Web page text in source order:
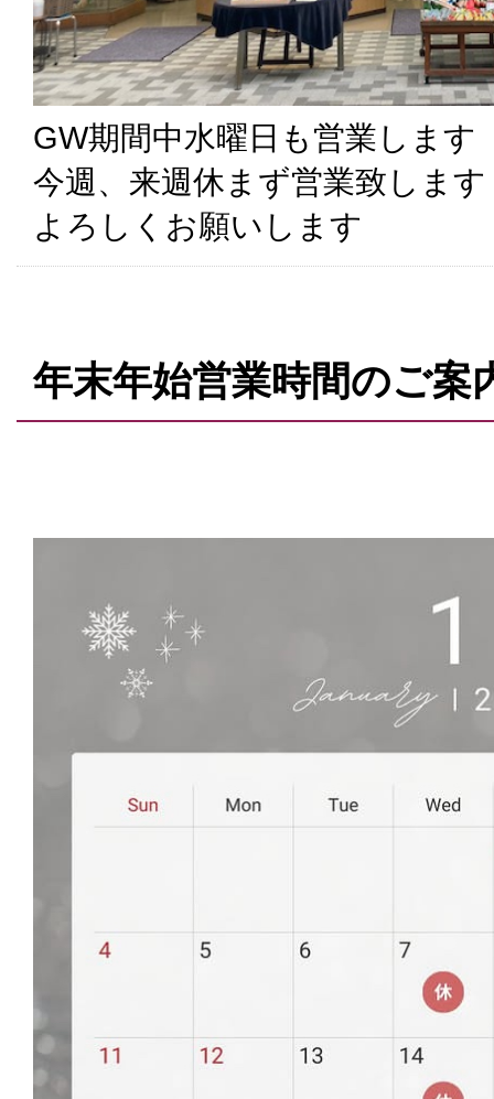
GW期間中水曜日も営業します
今週、来週休まず営業致します
よろしくお願いします
年末年始営業時間のご案